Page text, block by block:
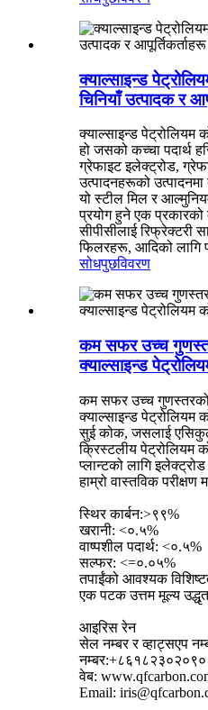
क्याल्साइन्ड
चिनियाँ उत्पादक र
क्याल्साइन्ड
हो जसको कच्चा पदार्थ
ग्रेफाइट इलेक्ट्रोड,
उत्पादनहरूको उत्पादनमा
यो स्टील मिल र
प्रयोग हुने एक प्रकारको
सीपीसीलाई रिफ्रेक्टरी
फिलरहरू, आदिको लागि
सोधपुछविवरण
कम सफर उच्च
क्याल्साइन्ड
कम सफर उच्च
क्याल्साइन्ड पेट्रोलियम
सुई कोक, जसलाई
क्रिस्टलीय पेट्रोलियम
प्लान्टको लागि इलेक्ट्रोड
हाम्रो वास्तविक परीक्षण
स्थिर कार्बन:>९९%
खरानी: <०.५%
वाष्पशील पदार्थ: <०.५%
सल्फर: <=०.०५%
तपाईंको आवश्यक
एक पटक उत्तम मूल्य उद्धृत
आइरिस रेन
सेल नम्बर र व्हाट्सएप
वेब:
Email: